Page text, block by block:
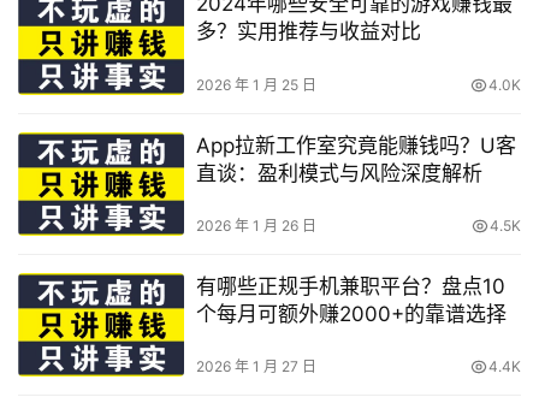
多？实用推荐与收益对比
2026 年 1 月 25 日 4.0K
App拉新工作室究竟能赚钱吗？U客
直谈：盈利模式与风险深度解析
2026 年 1 月 26 日 4.5K
有哪些正规手机兼职平台？盘点10
个每月可额外赚2000+的靠谱选择
2026 年 1 月 27 日 4.4K